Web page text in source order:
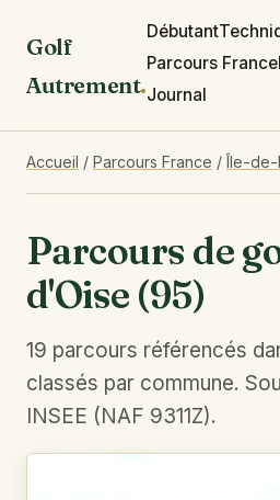
Golf
Autrement.
Débutant
Parcours France
Journal
Accueil / Parcours France /Île-de-
Parcours de
d'Oise (95)
19 parcours référencés
classés par commune.
INSEE (NAF 9311Z).